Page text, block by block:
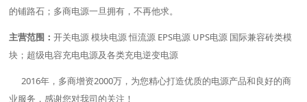
的铺路石；多商电源一旦拥有，不再他求。
主营范围：开关电源 模块电源 恒流源 EPS电源 UPS电源 国际兼容砖类模
块；超级电容充电电源及各类充电逆变电源
2016年，多商增资2000万，为您精心打造优质的电源产品和良好的商
业服务，感谢您对我司的关注！